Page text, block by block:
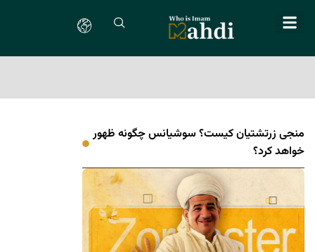
منجی زرتشتیان کیست؟ سوشیانس چگونه ظهور
خواهد کرد؟